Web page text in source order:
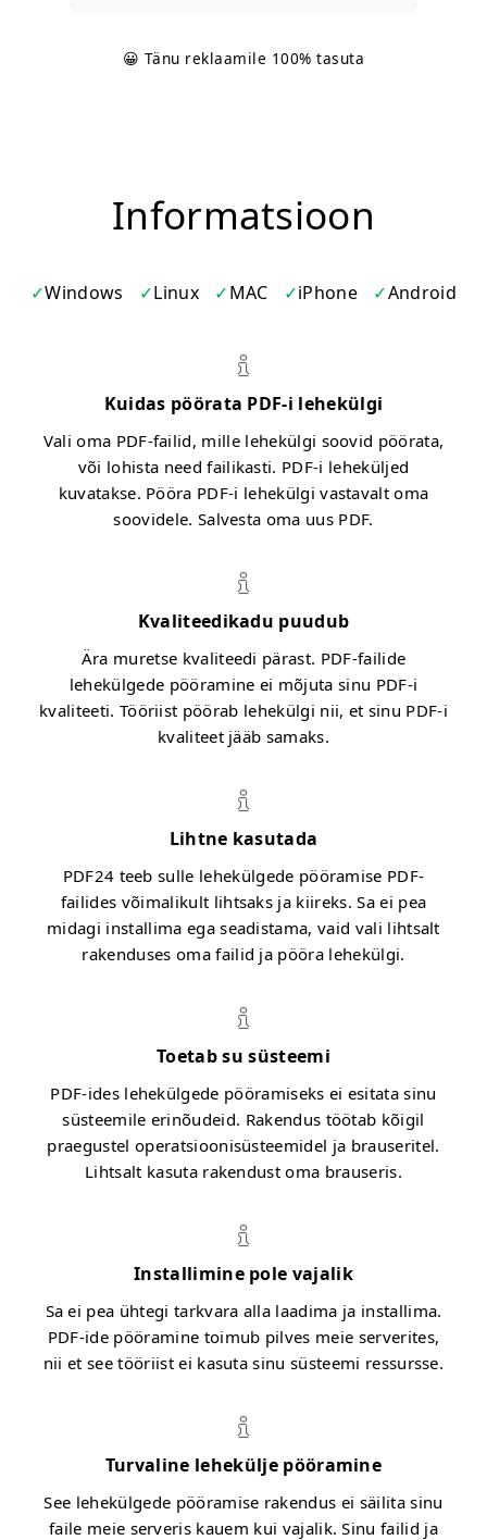
😀 Tänu reklaamile 100% tasuta
Informatsioon
Windows Linux MAC iPhone Android
Kuidas pöörata PDF-i lehekülgi
Vali oma PDF-failid, mille lehekülgi soovid pöörata,
või lohista need failikasti. PDF-i leheküljed
kuvatakse. Pööra PDF-i lehekülgi vastavalt oma
soovidele. Salvesta oma uus PDF.
Kvaliteedikadu puudub
Ära muretse kvaliteedi pärast. PDF-failide
lehekülgede pööramine ei mõjuta sinu PDF-i
kvaliteeti. Tööriist pöörab lehekülgi nii, et sinu PDF-i
kvaliteet jääb samaks.
Lihtne kasutada
PDF24 teeb sulle lehekülgede pööramise PDF-
failides võimalikult lihtsaks ja kiireks. Sa ei pea
midagi installima ega seadistama, vaid vali lihtsalt
rakenduses oma failid ja pööra lehekülgi.
Toetab su süsteemi
PDF-ides lehekülgede pööramiseks ei esitata sinu
süsteemile erinõudeid. Rakendus töötab kõigil
praegustel operatsioonisüsteemidel ja brauseritel.
Lihtsalt kasuta rakendust oma brauseris.
Installimine pole vajalik
Sa ei pea ühtegi tarkvara alla laadima ja installima.
PDF-ide pööramine toimub pilves meie serverites,
nii et see tööriist ei kasuta sinu süsteemi ressursse.
Turvaline lehekülje pööramine
See lehekülgede pööramise rakendus ei säilita sinu
faile meie serveris kauem kui vajalik. Sinu failid ja